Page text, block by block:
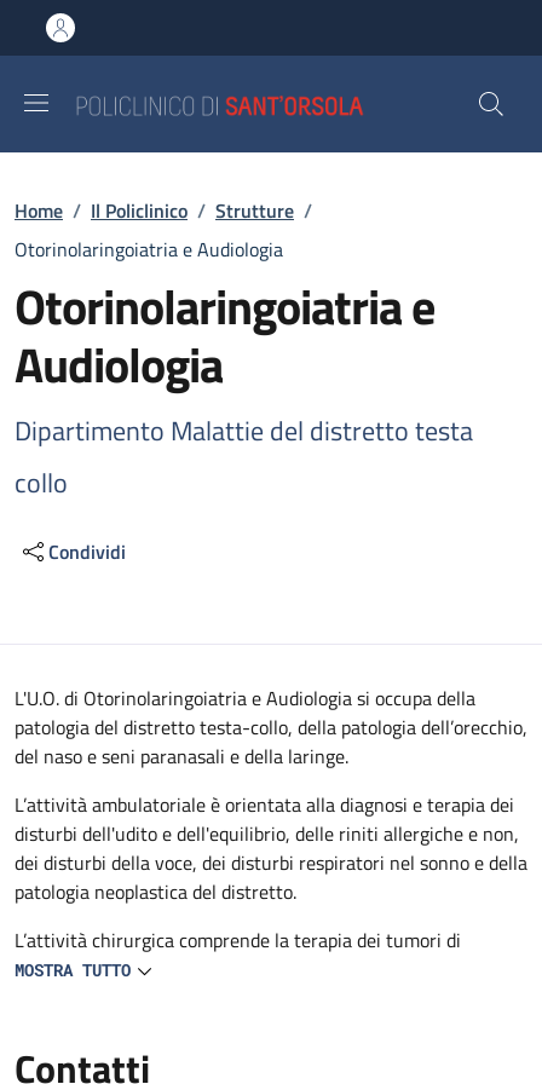
al contenuto principale
to footer content
Briciole di pane
Home / Il Policlinico / Strutture /
Otorinolaringoiatria e Audiologia
Otorinolaringoiatria e
Audiologia
Dipartimento Malattie del distretto testa
collo
Condividi
Descrizione
L'U.O. di Otorinolaringoiatria e Audiologia si occupa della
patologia del distretto testa-collo, della patologia dell’orecchio,
del naso e seni paranasali e della laringe.
L’attività ambulatoriale è orientata alla diagnosi e terapia dei
disturbi dell'udito e dell'equilibrio, delle riniti allergiche e non,
dei disturbi della voce, dei disturbi respiratori nel sonno e della
patologia neoplastica del distretto.
L’attività chirurgica comprende la terapia dei tumori di
interesse otorinolaringoiatrico e del distretto testa-collo, con
della paralisi del nervo facciale e delle patologie della
MOSTRA TUTTO
Contatti